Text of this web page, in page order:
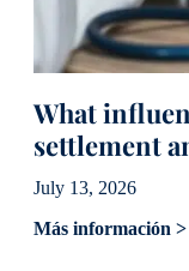
What
settlement
July 13, 2026
Más información >